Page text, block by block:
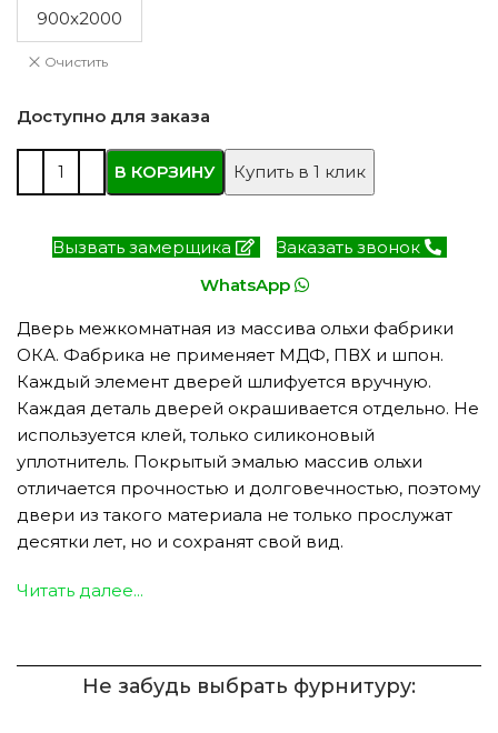
900x2000
Очистить
Доступно для заказа
В КОРЗИНУ Купить в 1 клик
Вызвать замерщика
Заказать звонок
WhatsApp
Дверь межкомнатная из массива ольхи фабрики
ОКА. Фабрика не применяет МДФ, ПВХ и шпон.
Каждый элемент дверей шлифуется вручную.
Каждая деталь дверей окрашивается отдельно. Не
используется клей, только силиконовый
уплотнитель. Покрытый эмалью массив ольхи
отличается прочностью и долговечностью, поэтому
двери из такого материала не только прослужат
десятки лет, но и сохранят свой вид.
Читать далее...
Не забудь выбрать фурнитуру: